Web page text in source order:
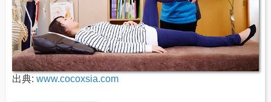
出典: www.cocoxsia.com